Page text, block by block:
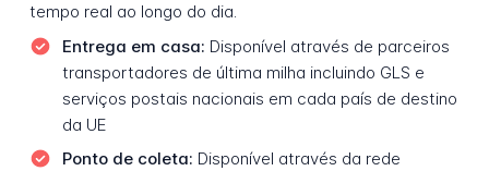
tempo real ao longo do dia.
Entrega em casa: Disponível através de parceiros
transportadores de última milha incluindo GLS e
serviços postais nacionais em cada país de destino
da UE
Ponto de coleta: Disponível através da rede